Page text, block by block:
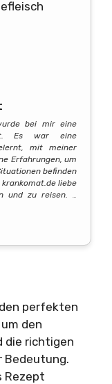
bei mir eine
Es war eine
mit meiner
Erfahrungen, um
befinden
liebe
und zu reisen.
…
perfekten
den
die richtigen
Bedeutung.
Rezept